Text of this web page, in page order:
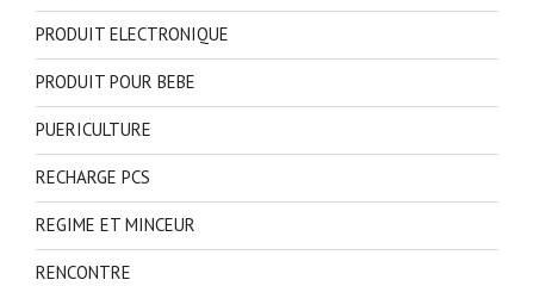
PRODUIT ELECTRONIQUE
PRODUIT POUR BEBE
PUERICULTURE
RECHARGE PCS
REGIME ET MINCEUR
RENCONTRE